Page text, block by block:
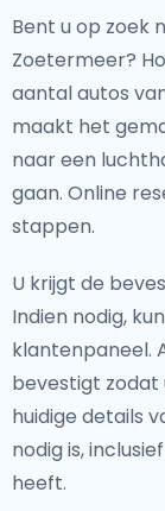
Bent u op zoek
Zoetermeer?
aantal autos
maakt het
naar een
gaan. Online
stappen.
U krijgt de
Indien nodig,
klantenpaneel.
bevestigt zodat
huidige details
nodig is,
heeft.